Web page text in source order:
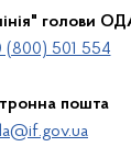
голови
(800) 501 554
пошта